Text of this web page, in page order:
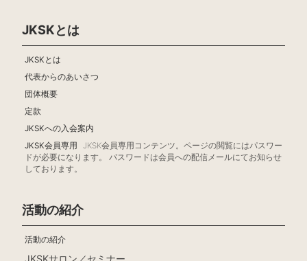
JKSKとは
JKSKとは
代表からのあいさつ
団体概要
定款
JKSKへの入会案内
JKSK会員専用
JKSK会員専用コンテンツ。ページの閲覧にはパスワー
ドが必要になります。 パスワードは会員への配信メールにてお知らせ
しております。
活動の紹介
活動の紹介
JKSKサロン／セミナー